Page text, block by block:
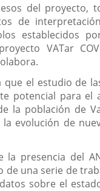
del proyecto,
de
establecidos
VATar
que el estudio de
potencial para el
la población de
evolución de
la presencia del
de una serie de
sobre el